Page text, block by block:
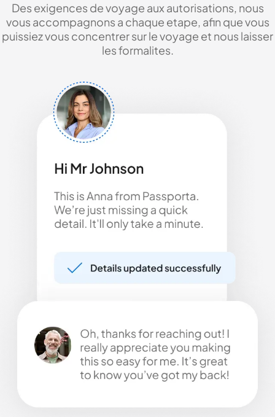
Des exigences de voyage aux autorisations, nous
vous accompagnons a chaque etape, afin que vous
puissiez vous concentrer sur le voyage et nous laisser
les formalites.